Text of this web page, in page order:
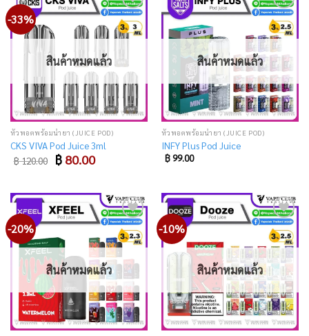
-33%
Add
to
wishlist
สินค้าหมดแล้ว
หัวพอตพร้อมน้ำยา (JUICE POD)
CKS VIVA Pod Juice 3ml
฿120.00 Original
price
฿ 80.00Current
price
Add
to
wishlist
สินค้าหมดแล้ว
หัวพอตพร้อมน้ำยา (JUICE POD)
INFY Plus Pod Juice
฿99.00
-20%
Add
to
wishlist
สินค้าหมดแล้ว
-10%
Add
to
wishlist
สินค้าหมดแล้ว